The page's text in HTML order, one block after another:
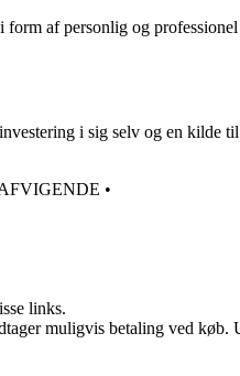
af personlig og
i sig selv og en kilde
•
links.
muligvis betaling ved køb.